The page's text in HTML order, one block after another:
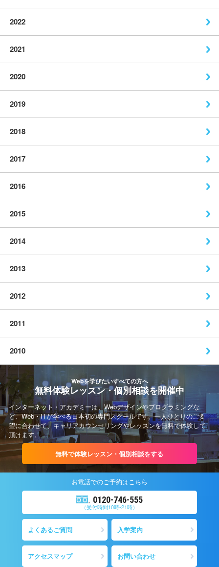
2022
2021
2020
2019
2018
2017
2016
2015
2014
2013
2012
2011
2010
Webを学びたいすべての方へ
無料体験レッスン・個別相談を開催中
インターネット・アカデミーは、Webデザインやプログラミングな
ど、Web・ITが学べる日本初の専門スクールです。一人ひとりのご要
望に合わせて、キャリアカウンセリングやレッスンを無料で体験して
頂けます。
無料で体験レッスン・個別相談をする
お電話でのご予約はこちら
0120-746-555
（受付時間10時-21時）
よくあるご質問 入学案内
アクセスマップ お問い合わせ